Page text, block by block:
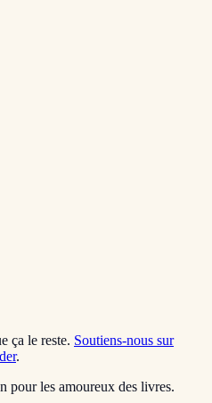
ça le reste. Soutiens-nous sur
.
les amoureux des livres.